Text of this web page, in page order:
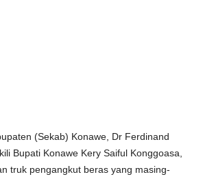
(Sekab) Konawe, Dr Ferdinand
Bupati Konawe Kery Saiful Konggoasa,
truk pengangkut beras yang masing-